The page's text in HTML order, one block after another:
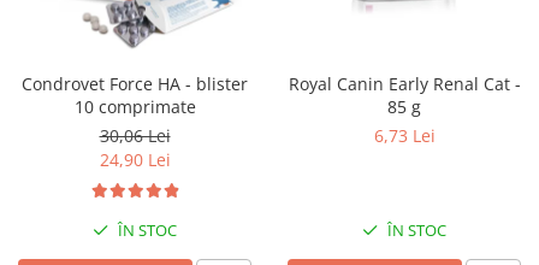
Condrovet Force HA - blister
10 comprimate
30,06 Lei
24,90 Lei
ÎN STOC
Royal Canin Early Renal Cat -
85 g
6,73 Lei
ÎN STOC